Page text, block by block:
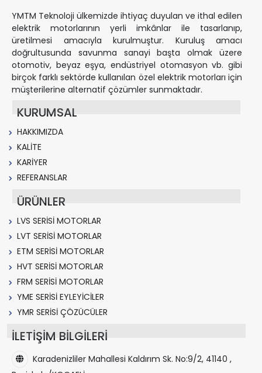
YMTM Teknoloji ülkemizde ihtiyaç duyulan ve ithal edilen
elektrik motorlarının yerli imkânlar ile tasarlanıp,
üretilmesi amacıyla kurulmuştur. Kuruluş amacı
doğrultusunda savunma sanayi başta olmak üzere
otomotiv, beyaz eşya, endüstriyel otomasyon vb. gibi
birçok farklı sektörde kullanılan özel elektrik motorları için
müşterilerine alternatif çözümler sunmaktadır.
KURUMSAL
HAKKIMIZDA
KALİTE
KARİYER
REFERANSLAR
ÜRÜNLER
LVS SERİSİ MOTORLAR
LVT SERİSİ MOTORLAR
ETM SERİSİ MOTORLAR
HVT SERİSİ MOTORLAR
FRM SERİSİ MOTORLAR
YME SERİSİ EYLEYİCİLER
YMR SERİSİ ÇÖZÜCÜLER
İLETİŞİM BİLGİLERİ
Karadenizliler Mahallesi Kaldırım Sk. No:9/2, 41140 ,